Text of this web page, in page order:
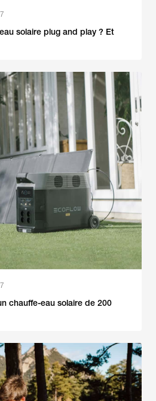
solaire plug and play ? Et
chauffe-eau solaire de 200